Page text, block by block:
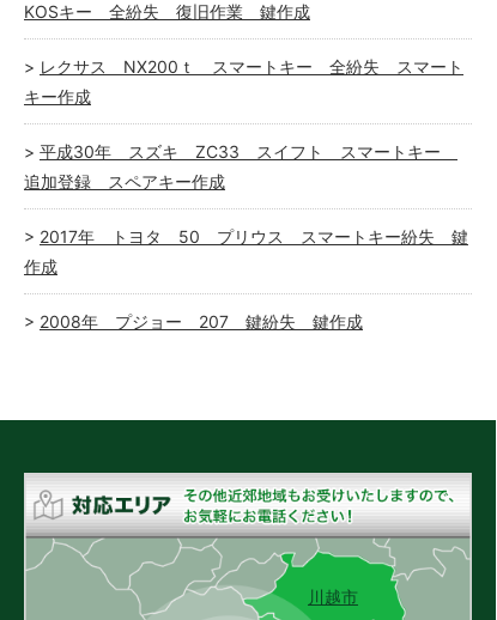
KOSキー 全紛失 復旧作業 鍵作成
レクサス NX200ｔ スマートキー 全紛失 スマート
キー作成
平成30年 スズキ ZC33 スイフト スマートキー
追加登録 スペアキー作成
2017年 トヨタ 50 プリウス スマートキー紛失 鍵
作成
2008年 プジョー 207 鍵紛失 鍵作成
川越市